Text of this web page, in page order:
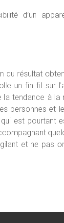
d’un
résultat
un fin fil sur
tendance à la
personnes et
est pourtant
et ne pas